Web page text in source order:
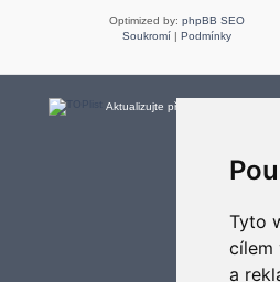
Tyto
cílem
a
Optimized by: phpBB SEO
Soukromí| Podmínky
Aktualizujte předvolby souborů